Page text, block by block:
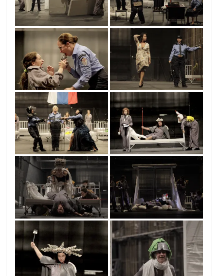
san_letnje_3 san_letnje_2
san_letnje_22 san_letnje_13
san_letnje_12 san_letnje_10